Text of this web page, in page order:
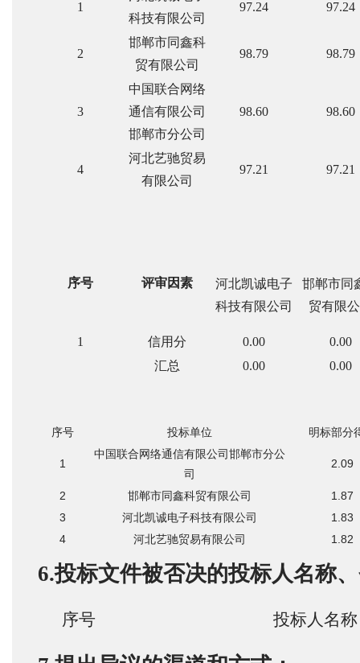
1
科技有限公司
97.24 97.24
2
邯郸市同鑫科
贸有限公司
98.79 98.79
3
中国联合网络
通信有限公司
邯郸市分公司
98.60 98.60
4
河北艺驰贸易
有限公司
97.21 97.21
序号 评审因素
河北凯诚电子
科技有限公司
邯郸市同
贸有限
1 信用分 0.00
0.00
汇总
0.00 0.00
序号 投标单位 明标部分
1
中国联合网络通信有限公司邯郸市分公
司
2.09
2 邯郸市同鑫科贸有限公司
1.87
3
河北凯诚电子科技有限公司
1.83
4
河北艺驰贸易有限公司 1.82
6.投标文件被否决的投标人名称
序号 投标人名称